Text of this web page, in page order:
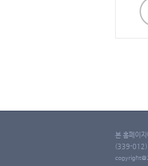
본 홈페이
(339-012)